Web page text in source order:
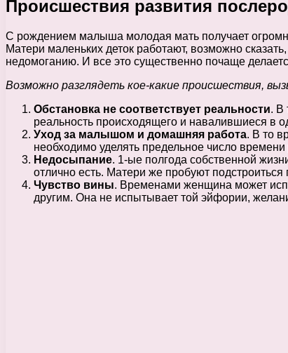
Происшествия развития
С рождением малыша молодая мать получает
Матери маленьких деток работают, возможно
недомоганию. И все это существенно почаще
Возможно разглядеть кое-какие происшествия,
Обстановка не соответствует реальности. В
реальность происходящего и навалившиеся в
Уход за малышом и домашняя работа. В то
необходимо уделять предельное число
Недосыпание. 1-ые полгода собственной
отлично есть. Матери же пробуют
Чувство вины. Временами женщина может
другим. Она не испытывает той эйфории,